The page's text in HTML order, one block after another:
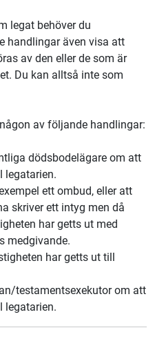
legat behöver du
handlingar även visa att
av den eller de som är
Du kan alltså inte som
av följande handlingar:
dödsbodelägare om att
legatarien.
ett ombud, eller att
skriver ett intyg men då
har getts ut med
medgivande.
har getts ut till
testamentsexekutor om att
legatarien.